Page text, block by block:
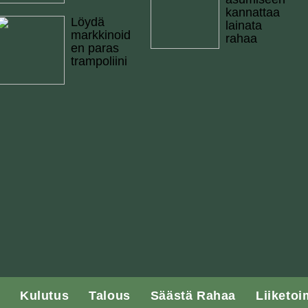
Löydä
markkinoid
en paras
trampoliini
kannattaa
lainata
rahaa
Kulutus Talous Säästä Rahaa